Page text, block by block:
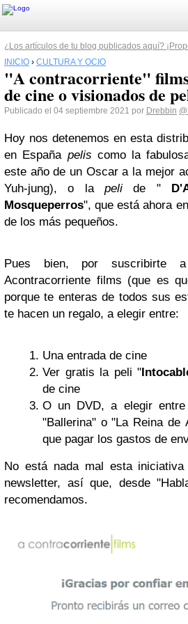
¿Los artículos de tu blog publicados aquí?
INICIO › CULTURA Y OCIO
"A contracorriente"
de cine o visionados de
Publicado el 04 septiembre 2021 por Drebbin
Hoy nos detenemos en esta
en España pelis como la
este año de un Oscar a la mejor
Yuh-jung), o la pelide "
Mosqueperros", que está ahora
de los más pequeños.
Pues bien, por suscribirte
Acontracorriente films (que es
porque te enteras de todos sus
te hacen un regalo, a elegir entre:
Una entrada de cine
Ver gratis la peli "
de cine
O un DVD, a elegir entre
"Ballerina" o "La Reina de
que pagar los gastos de
No está nada mal esta
newsletter, así que, desde
recomendamos.